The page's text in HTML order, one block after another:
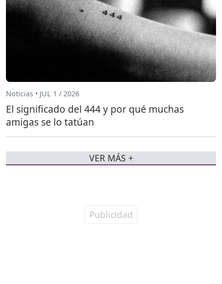
Noticias • JUL 1 / 2026
El significado del 444 y por qué muchas
amigas se lo tatúan
VER MÁS +